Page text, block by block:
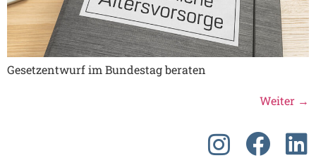
Gesetzentwurf im Bundestag beraten
Weiter →